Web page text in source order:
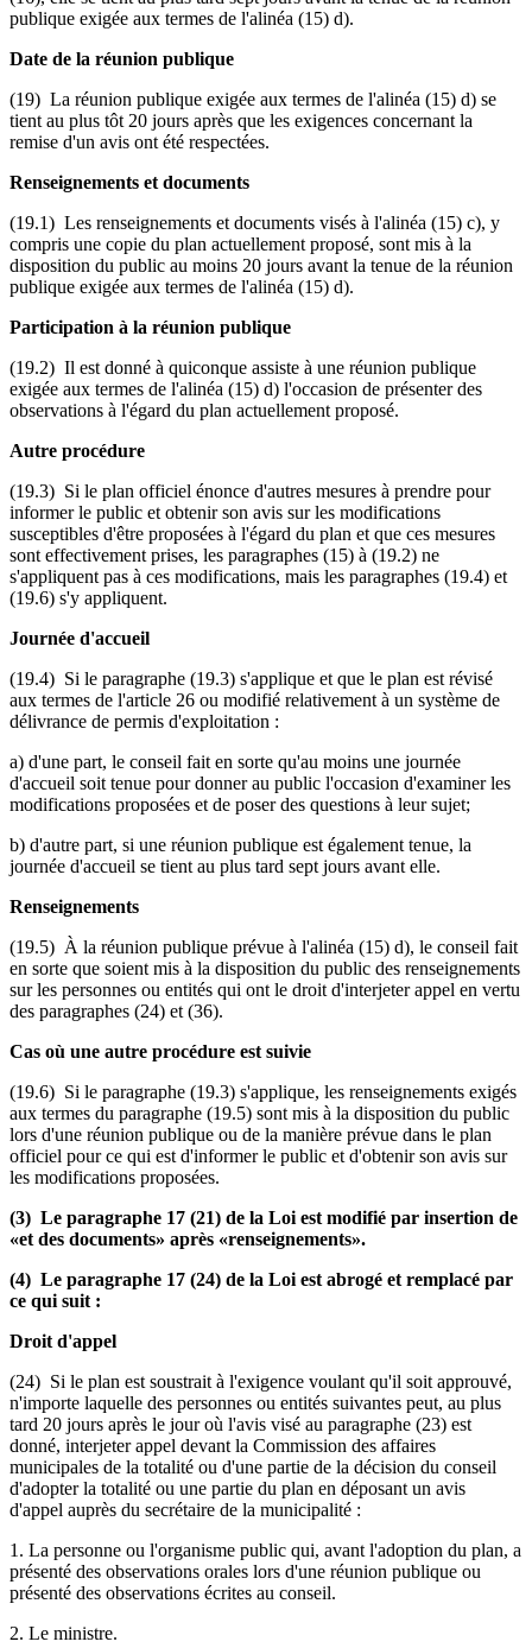
publique exigée aux termes de l'alinéa (15) d).
Date de la réunion publique
(19) La réunion publique exigée aux termes de l'alinéa (15) d) se
tient au plus tôt 20 jours après que les exigences concernant la
remise d'un avis ont été respectées.
Renseignements et documents
(19.1) Les renseignements et documents visés à l'alinéa (15) c), y
compris une copie du plan actuellement proposé, sont mis à la
disposition du public au moins 20 jours avant la tenue de la réunion
publique exigée aux termes de l'alinéa (15) d).
Participation à la réunion publique
(19.2) Il est donné à quiconque assiste à une réunion publique
exigée aux termes de l'alinéa (15) d) l'occasion de présenter des
observations à l'égard du plan actuellement proposé.
Autre procédure
(19.3) Si le plan officiel énonce d'autres mesures à prendre pour
informer le public et obtenir son avis sur les modifications
susceptibles d'être proposées à l'égard du plan et que ces mesures
sont effectivement prises, les paragraphes (15) à (19.2) ne
s'appliquent pas à ces modifications, mais les paragraphes (19.4) et
(19.6) s'y appliquent.
Journée d'accueil
(19.4) Si le paragraphe (19.3) s'applique et que le plan est révisé
aux termes de l'article 26 ou modifié relativement à un système de
délivrance de permis d'exploitation :
a) d'une part, le conseil fait en sorte qu'au moins une journée
d'accueil soit tenue pour donner au public l'occasion d'examiner les
modifications proposées et de poser des questions à leur sujet;
b) d'autre part, si une réunion publique est également tenue, la
journée d'accueil se tient au plus tard sept jours avant elle.
Renseignements
(19.5) À la réunion publique prévue à l'alinéa (15) d), le conseil fait
en sorte que soient mis à la disposition du public des renseignements
sur les personnes ou entités qui ont le droit d'interjeter appel en vertu
des paragraphes (24) et (36).
Cas où une autre procédure est suivie
(19.6) Si le paragraphe (19.3) s'applique, les renseignements exigés
aux termes du paragraphe (19.5) sont mis à la disposition du public
lors d'une réunion publique ou de la manière prévue dans le plan
officiel pour ce qui est d'informer le public et d'obtenir son avis sur
les modifications proposées.
(3) Le paragraphe 17 (21) de la Loi est modifié par insertion de
«et des documents» après «renseignements».
(4) Le paragraphe 17 (24) de la Loi est abrogé et remplacé par
ce qui suit :
Droit d'appel
(24) Si le plan est soustrait à l'exigence voulant qu'il soit approuvé,
n'importe laquelle des personnes ou entités suivantes peut, au plus
tard 20 jours après le jour où l'avis visé au paragraphe (23) est
donné, interjeter appel devant la Commission des affaires
municipales de la totalité ou d'une partie de la décision du conseil
d'adopter la totalité ou une partie du plan en déposant un avis
d'appel auprès du secrétaire de la municipalité :
1. La personne ou l'organisme public qui, avant l'adoption du plan, a
présenté des observations orales lors d'une réunion publique ou
présenté des observations écrites au conseil.
2. Le ministre.